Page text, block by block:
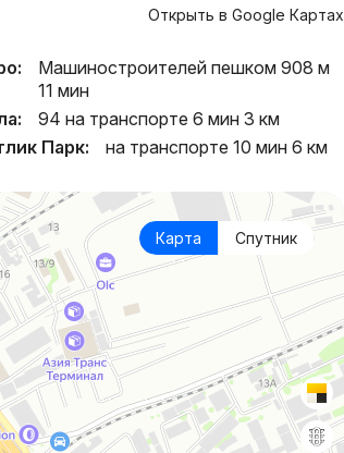
Открыть в Google Картах
Машиностроителей пешком 908 м
11 мин
94 на транспорте 6 мин 3 км
Парк:
на транспорте 10 мин 6 км
Карта Спутник